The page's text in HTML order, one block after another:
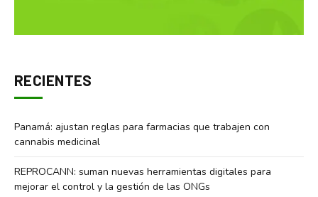
RECIENTES
Panamá: ajustan reglas para farmacias que trabajen con
cannabis medicinal
REPROCANN: suman nuevas herramientas digitales para
mejorar el control y la gestión de las ONGs